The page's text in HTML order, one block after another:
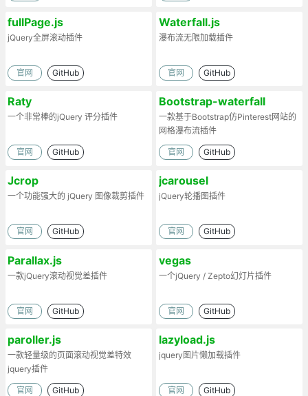
fullPage.js
jQuery全屏滚动插件
官网 GitHub
Waterfall.js
瀑布流无限加载插件
官网 GitHub
Raty
一个非常棒的jQuery 评分插件
官网 GitHub
Bootstrap-waterfall
一款基于Bootstrap仿Pinterest网站的
网格瀑布流插件
官网 GitHub
Jcrop
一个功能强大的 jQuery 图像裁剪插件
官网 GitHub
jcarousel
jQuery轮播图插件
官网 GitHub
Parallax.js
一款jQuery滚动视觉差插件
官网 GitHub
vegas
一个jQuery / Zepto幻灯片插件
官网 GitHub
paroller.js
一款轻量级的页面滚动视觉差特效
jquery插件
官网 GitHub
lazyload.js
jquery图片懒加载插件
官网 GitHub